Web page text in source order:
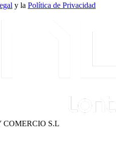
y la Política de Privacidad
S.L